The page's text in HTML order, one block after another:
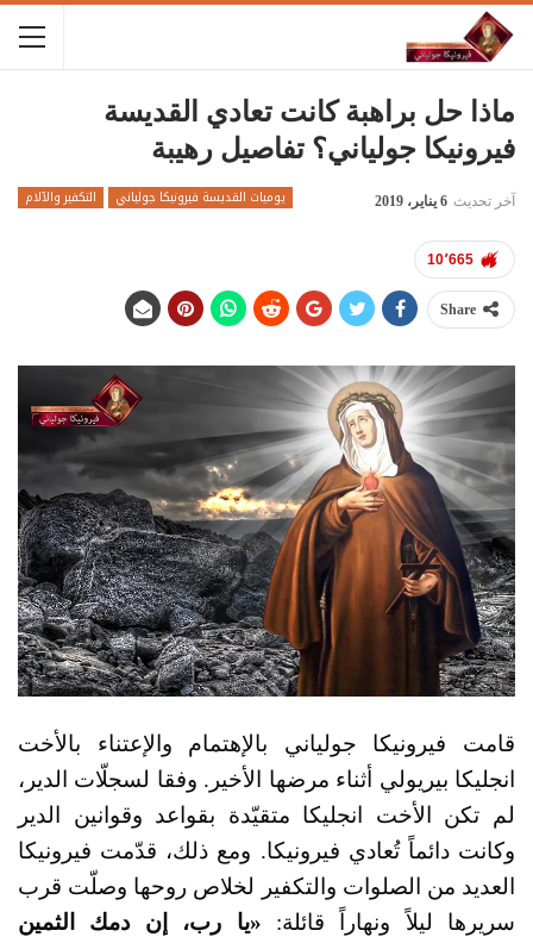
ماذا حل براهبة كانت تعادي القديسة
فيرونيكا جولياني؟ تفاصيل رهيبة
يوميات القديسة فيرونيكا جولياني التكفير والآلام آخر تحديث 6 يناير، 2019
10٬665
Share
قامت فيرونيكا جولياني بالإهتمام والإعتناء بالأخت
انجليكا بيريولي أثناء مرضها الأخير. وفقا لسجلّات الدير،
لم تكن الأخت انجليكا متقيّدة بقواعد وقوانين الدير
وكانت دائماً تُعادي فيرونيكا. ومع ذلك، قدّمت فيرونيكا
العديد من الصلوات والتكفير لخلاص روحها وصلّت قرب
سريرها ليلاً ونهاراً قائلة: «يا رب، إن دمك الثمين